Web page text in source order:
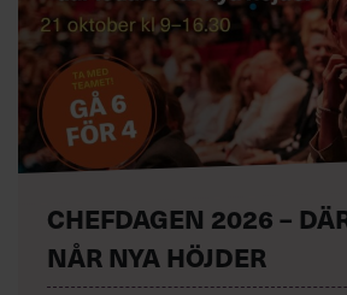
CHEFDAGEN 2026 –
NÅR NYA HÖJDER